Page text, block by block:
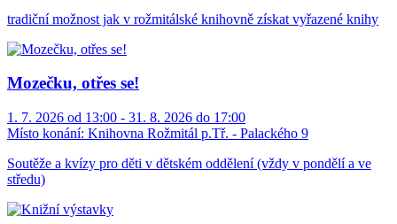
tradiční možnost jak v rožmitálské knihovně získat vyřazené knihy
Mozečku, otřes se!
1. 7. 2026 od 13:00 - 31. 8. 2026 do 17:00
Místo konání: Knihovna Rožmitál p.Tř. - Palackého 9
Soutěže a kvízy pro děti v dětském oddělení (vždy v pondělí a ve
středu)